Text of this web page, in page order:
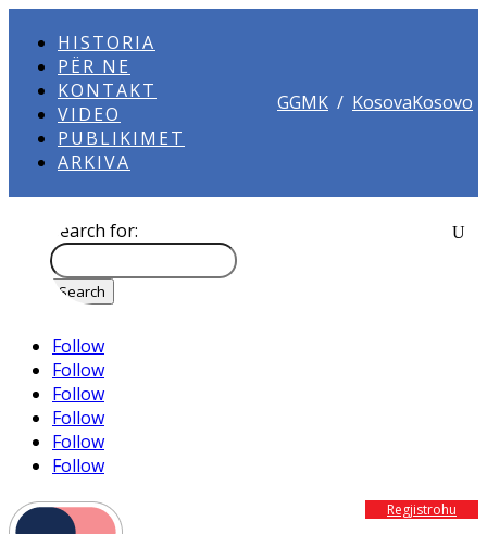
HISTORIA
PËR NE
KONTAKT
VIDEO
PUBLIKIMET
ARKIVA
GGMK / KosovaKosovo
Search for:
Follow
Follow
Follow
Follow
Follow
Follow
Regjistrohu